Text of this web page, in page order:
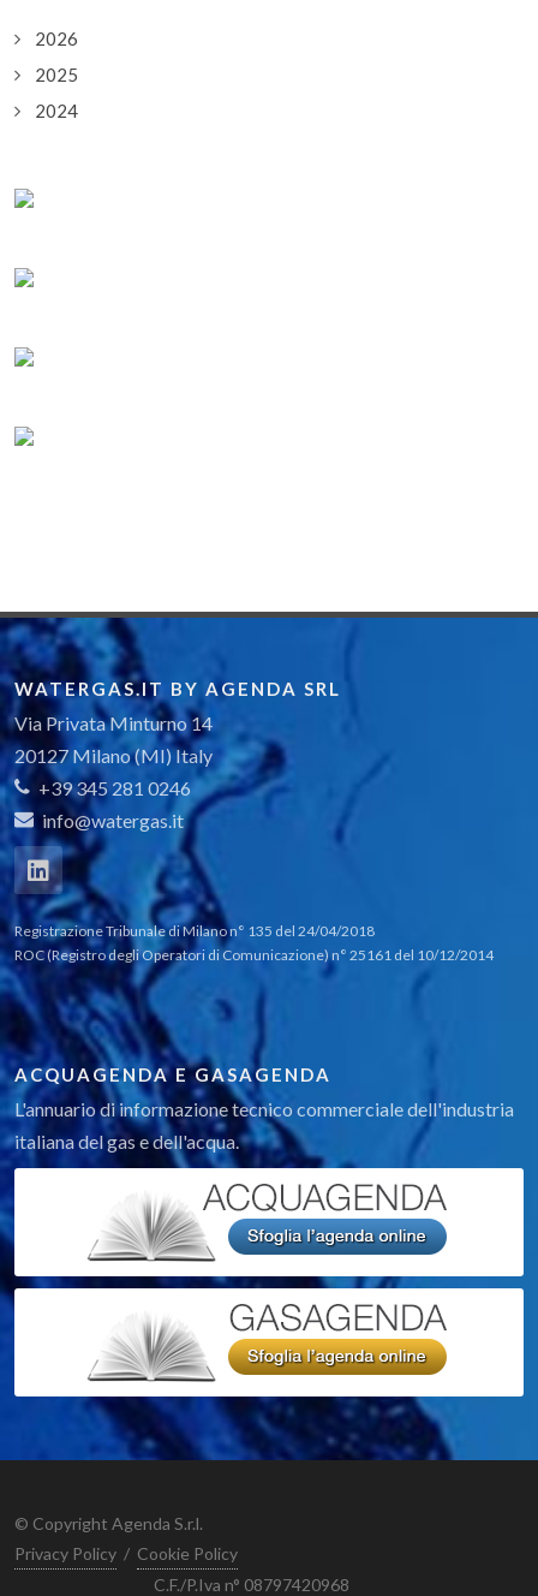
2026
2025
2024
WATERGAS.IT BY AGENDA SRL
Via Privata Minturno 14
20127 Milano (MI) Italy
+39 345 281 0246
info@watergas.it
Registrazione Tribunale di Milano n° 135 del 24/04/2018
ROC (Registro degli Operatori di Comunicazione) n° 25161 del 10/12/2014
ACQUAGENDA E GASAGENDA
L'annuario di informazione tecnico commerciale dell'industria
italiana del gas e dell'acqua.
© Copyright Agenda S.r.l.
Privacy Policy / Cookie Policy
C.F./P.Iva n° 08797420968